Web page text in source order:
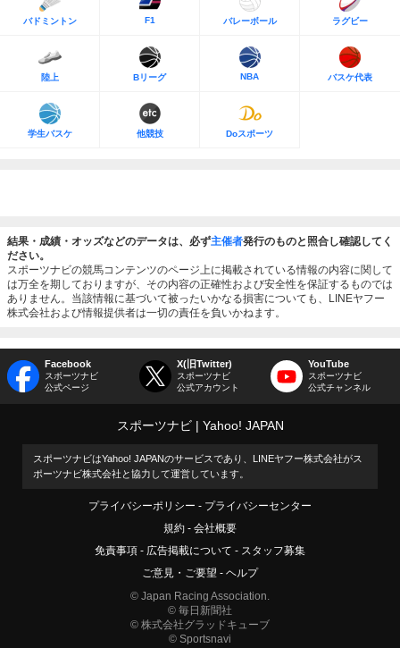
バドミントン F1 バレーボール ラグビー
陸上 Bリーグ NBA バスケ代表
学生バスケ 他競技 Doスポーツ
結果・成績・オッズなどのデータは、必ず主催者発行のものと照合し確認してく
ださい。
スポーツナビの競馬コンテンツのページ上に掲載されている情報の内容に関して
は万全を期しておりますが、その内容の正確性および安全性を保証するものでは
ありません。当該情報に基づいて被ったいかなる損害についても、LINEヤフー
株式会社および情報提供者は一切の責任を負いかねます。
Facebook
スポーツナビ
公式ページ
X(旧Twitter)
スポーツナビ
公式アカウント
YouTube
スポーツナビ
公式チャンネル
スポーツナビ Yahoo! JAPAN
スポーツナビはYahoo! JAPANのサービスであり、LINEヤフー株式会社がス
ポーツナビ株式会社と協力して運営しています。
プライバシーポリシー
プライバシーセンター
規約
会社概要
免責事項
広告掲載について
スタッフ募集
ご意見・ご要望
ヘルプ
© Japan Racing Association.
© 毎日新聞社
© 株式会社グラッドキューブ
© Sportsnavi